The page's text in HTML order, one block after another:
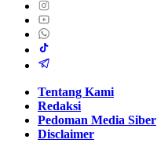
Tentang Kami
Redaksi
Pedoman Media Siber
Disclaimer